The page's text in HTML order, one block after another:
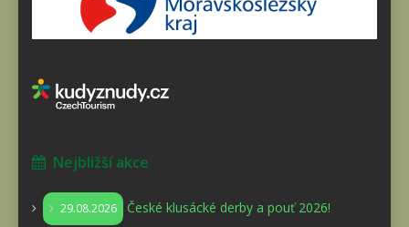
Nejbližší akce
29.08.2026
České klusácké derby a pouť 2026!